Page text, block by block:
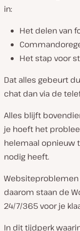
in:
Het delen van
Het stap voor
Dat alles gebeurt
chat dan via de
Alles blijft
je hoeft het
helemaal opnieuw
nodig heeft.
Websiteproblemen
daarom staan de
24/7/365 voor je
In dit tijdperk